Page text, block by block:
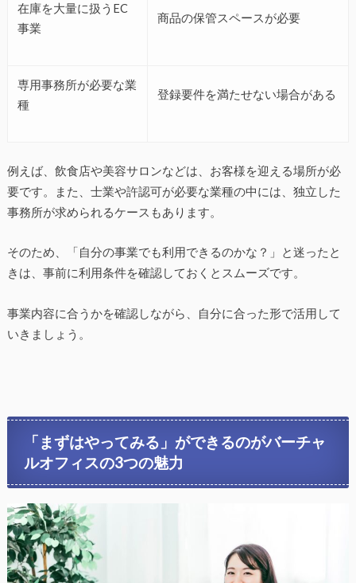
在庫を大量に扱うEC
事業
商品の保管スペースが必要
専用事務所が必要な業
種
登録要件を満たせない場合がある
例えば、飲食店や美容サロンなどは、お客様を迎える場所が必
要です。また、士業や許認可が必要な業種の中には、独立した
事務所が求められるケースもあります。
そのため、「自分の事業でも利用できるのかな？」と迷ったと
きは、事前に利用条件を確認しておくとスムーズです。
事業内容に合うかを確認しながら、自分に合った形で活用して
いきましょう。
「まずはやってみる」ができるのがバーチャ
ルオフィスの3つの魅力